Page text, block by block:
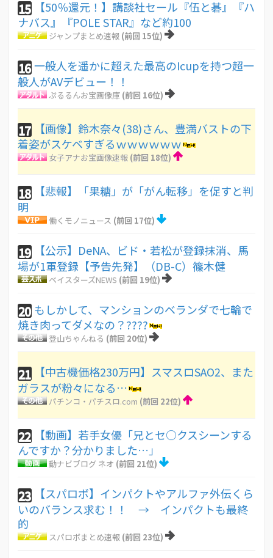
15
【50％還元！】講談社セール『伍と碁』『ハ
ナバス』『POLE STAR』など約100
ジャンプまとめ速報 (前回 15位)
16一般人を遥かに超えた最高のIcupを持つ超一
般人がAVデビュー！！
ぷるるんお宝画像庫 (前回 16位)
17
【画像】鈴木奈々(38)さん、豊満バストの下
着姿がスケベすぎるｗｗｗｗｗｗ
女子アナお宝画像速報 (前回 18位)
18
【悲報】「果糖」が「がん転移」を促すと判
明
働くモノニュース (前回 17位)
19
【公示】DeNA、ビド・若松が登録抹消、馬
場が1軍登録【予告先発】（DB-C）篠木健
ベイスターズNEWS (前回 19位)
20 もしかして、マンションのベランダで七輪で
焼き肉ってダメなの？????
登山ちゃんねる (前回 20位)
21
【中古機価格230万円】スマスロSAO2、また
ガラスが粉々になる…
パチンコ・パチスロ.com (前回 22位)
22
【動画】若手女優「兄とセ○クスシーンする
んですか？分かりました…」
動ナビブログ ネオ (前回 21位)
23
【スパロボ】インパクトやアルファ外伝くら
いのバランス求む！！ → インパクトも最終
的
スパロボまとめ速報 (前回 23位)